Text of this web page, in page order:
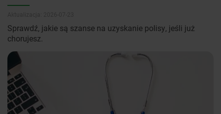
Sprawdź, jakie są szanse na uzyskanie polisy, jeśli już
chorujesz.